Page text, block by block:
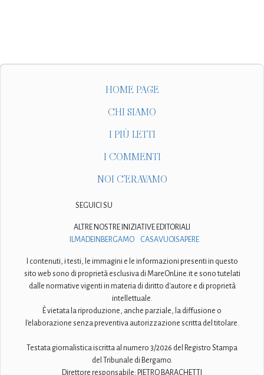
HOME PAGE
CHI SIAMO
I PIÙ LETTI
I COMMENTI
NOI C'ERAVAMO
SEGUICI SU
ALTRE NOSTRE INIZIATIVE EDITORIALI
ILMADEINBERGAMO
CASAVUOISAPERE
I contenuti, i testi, le immagini e le informazioni presenti in questo
sito web sono di proprietà esclusiva di MareOnLine.it e sono tutelati
dalle normative vigenti in materia di diritto d'autore e di proprietà
intellettuale.
È vietata la riproduzione, anche parziale, la diffusione o
l'elaborazione senza preventiva autorizzazione scritta del titolare.
Testata giornalistica iscritta al numero 3/2026 del Registro Stampa
del Tribunale di Bergamo.
Direttore responsabile: PIETRO BARACHETTI